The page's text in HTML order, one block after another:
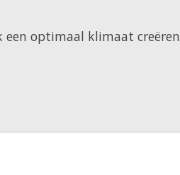
optimaal klimaat